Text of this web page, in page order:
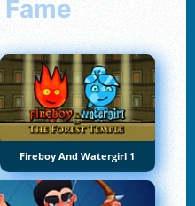
Fame
Fireboy And Watergirl 1